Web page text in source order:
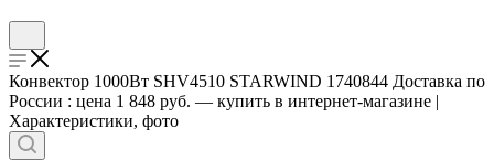
Конвектор 1000Вт SHV4510 STARWIND 1740844 Доставка по
России : цена 1 848 руб. — купить в интернет-магазине |
Характеристики, фото